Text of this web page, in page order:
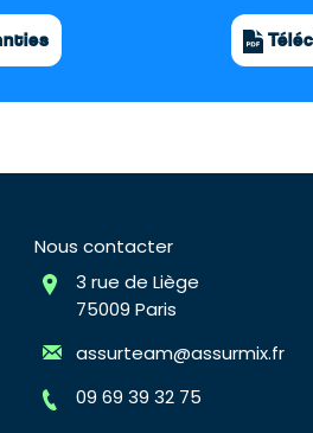
Nous contacter
3 rue de Liège
75009 Paris
assurteam@assurmix.fr
09 69 39 32 75